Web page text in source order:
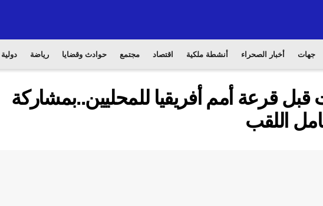
جهات أخبار الصحراء أنشطة ملكية اقتصاد مجتمع حوادث وقضايا رياضة دولية
قبل قرعة أمم أفريقيا للمحليين..بمشاركة
اللقب